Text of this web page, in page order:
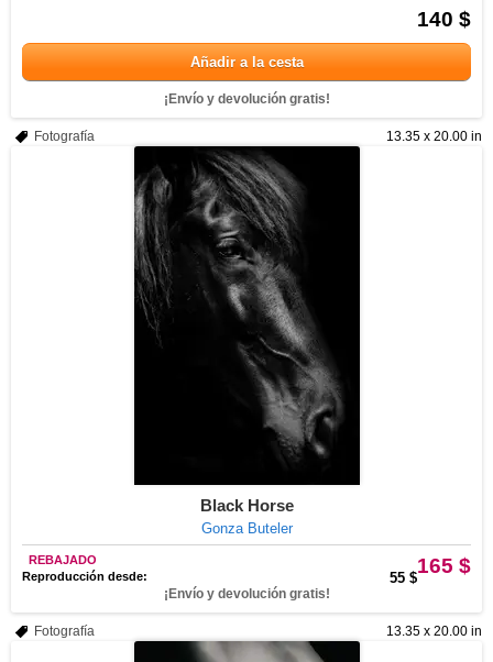
140 $
Añadir a la cesta
¡Envío y devolución gratis!
13.35 x 20.00 in
Fotografía
Black Horse
Gonza Buteler
165 $
REBAJADO
Reproducción desde:
55 $
¡Envío y devolución gratis!
13.35 x 20.00 in
Fotografía